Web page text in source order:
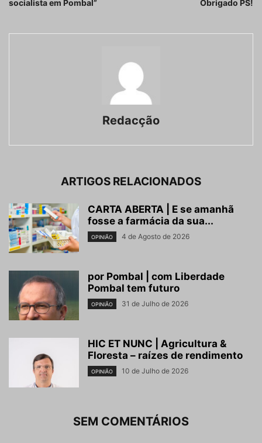
socialista em Pombal” Obrigado PS!
Redacção
ARTIGOS RELACIONADOS
CARTA ABERTA | E se amanhã
fosse a farmácia da sua...
OPINIÃO 4 de Agosto de 2026
por Pombal | com Liberdade
Pombal tem futuro
OPINIÃO 31 de Julho de 2026
HIC ET NUNC | Agricultura &
Floresta – raízes de rendimento
OPINIÃO 10 de Julho de 2026
SEM COMENTÁRIOS